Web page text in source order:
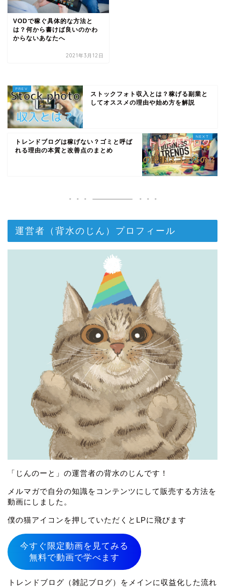
VODで稼ぐ具体的な方法と
は？何から書けば良いのかわ
からないあなたへ
2021年3月12日
ストックフォト収入とは？稼げる副業と
してオススメの理由や始め方を解説
トレンドブログは稼げない？ゴミと呼ば
れる理由の本質と改善点のまとめ
運営者（背水のじん）プロフィール
「じんのーと」の運営者の背水のじんです！
メルマガで自分の知識をコンテンツにして販売する方法を
動画にしました。
僕の猫アイコンを押していただくとLPに飛びます
今すぐ限定動画を見てみる
無料で動画で学べます
トレンドブログ（雑記ブログ）をメインに収益化した流れ